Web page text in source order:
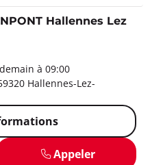
Hallennes Lez
à 09:00
Hallennes-Lez-
Appeler